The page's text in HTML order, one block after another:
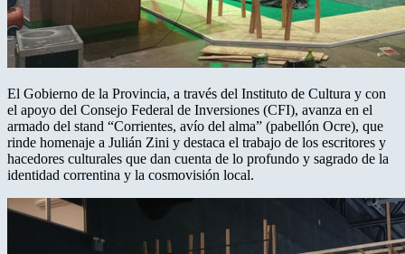
El Gobierno de la Provincia, a través del Instituto de Cultura y con
el apoyo del Consejo Federal de Inversiones (CFI), avanza en el
armado del stand “Corrientes, avío del alma” (pabellón Ocre), que
rinde homenaje a Julián Zini y destaca el trabajo de los escritores y
hacedores culturales que dan cuenta de lo profundo y sagrado de la
identidad correntina y la cosmovisión local.